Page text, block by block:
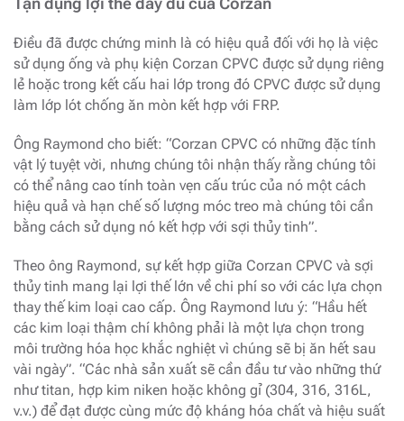
Điều đã được chứng minh là có hiệu quả đối với họ là việc
sử dụng ống và phụ kiện Corzan CPVC được sử dụng riêng
lẻ hoặc trong kết cấu hai lớp trong đó CPVC được sử dụng
làm lớp lót chống ăn mòn kết hợp với FRP.
Ông Raymond cho biết: “Corzan CPVC có những đặc tính
vật lý tuyệt vời, nhưng chúng tôi nhận thấy rằng chúng tôi
có thể nâng cao tính toàn vẹn cấu trúc của nó một cách
hiệu quả và hạn chế số lượng móc treo mà chúng tôi cần
bằng cách sử dụng nó kết hợp với sợi thủy tinh”.
Theo ông Raymond, sự kết hợp giữa Corzan CPVC và sợi
thủy tinh mang lại lợi thế lớn về chi phí so với các lựa chọn
thay thế kim loại cao cấp. Ông Raymond lưu ý: “Hầu hết
các kim loại thậm chí không phải là một lựa chọn trong
môi trường hóa học khắc nghiệt vì chúng sẽ bị ăn hết sau
vài ngày”. “Các nhà sản xuất sẽ cần đầu tư vào những thứ
như titan, hợp kim niken hoặc không gỉ (304, 316, 316L,
v.v.) để đạt được cùng mức độ kháng hóa chất và hiệu suất